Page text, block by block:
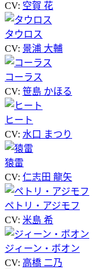
CV: 空賀 花
タウロス
CV: 景浦 大輔
コーラス
CV: 笹島 かほる
ヒート
CV: 水口 まつり
猿雷
CV: 仁志田 龍矢
ペトリ・アジモフ
CV: 米島 希
ジィーン・ボオン
CV: 高橋 二乃